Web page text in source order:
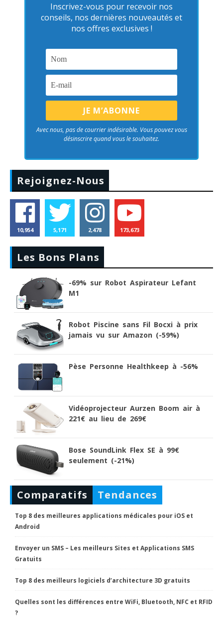
Inscrivez-vous pour recevoir nos
conseils, nos dernières nouveautés et
nos offres exclusives !
Avec nous, pas de courrier indésirable. Vous pouvez vous
désinscrire quand vous le souhaitez.
Rejoignez-Nous
10,954 5,171 2,478 173,673
Les Bons Plans
-69% sur Robot Aspirateur Lefant
M1
Robot Piscine sans Fil Bocxi à prix
jamais vu sur Amazon (-59%)
Pèse Personne Healthkeep à -56%
Vidéoprojecteur Aurzen Boom air à
221€ au lieu de 269€
Bose SoundLink Flex SE à 99€
seulement (-21%)
Comparatifs Tendances
Top 8 des meilleures applications médicales pour iOS et
Android
Envoyer un SMS – Les meilleurs Sites et Applications SMS
Gratuits
Top 8 des meilleurs logiciels d’architecture 3D gratuits
Quelles sont les différences entre WiFi, Bluetooth, NFC et RFID
?